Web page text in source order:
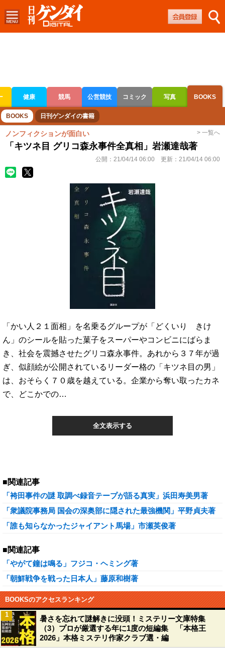
健康 競馬 公営競技 コミック 写真 BOOKS
ボートレース 競輪 オートレース
BOOKS 日刊ゲンダイの書籍
ノンフィクションが面白い > 一覧へ
「キツネ目 グリコ森永事件全真相」岩瀬達哉著
公開： 21/04/14 06:00 更新： 21/04/14 06:00
「かい人２１面相」を名乗るグループが「どくいり きけ
ん」のシールを貼った菓子をスーパーやコンビニにばらま
き、社会を震撼させたグリコ森永事件。あれから３７年が過
ぎ、似顔絵が公開されているリーダー格の「キツネ目の男」
は、おそらく７０歳を越えている。企業から奪い取ったカネ
で、どこかでの…
全文表示する
■関連記事
「袴田事件の謎 取調べ録音テープが語る真実」浜田寿美男著
「衆議院事務局 国会の深奥部に隠された最強機関」平野貞夫著
「誰も知らなかったジャイアント馬場」市瀬英俊著
■関連記事
「やがて鐘は鳴る」フジコ・ヘミング著
「朝鮮戦争を戦った日本人」藤原和樹著
BOOKSのアクセスランキング
暑さを忘れて謎解きに没頭！ミステリー文庫特集
（3）プロが厳選する年に1度の短編集 「本格王
2026」本格ミステリ作家クラブ選・編
1